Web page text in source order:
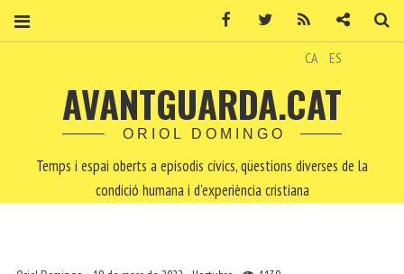
CA ES
AVANTGUARDA.CAT
ORIOL DOMINGO
Temps i espai oberts a episodis cívics, qüestions diverses de la
condició humana i d'experiència cristiana
Facebook Twitter Contacte